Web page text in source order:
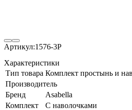
Артикул:1576-3P
Характеристики
Тип товара Комплект простынь и
Производитель
Бренд
Asabella
Комплект
С наволочками